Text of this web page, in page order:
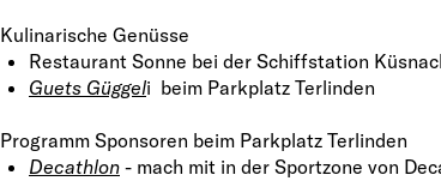
Kulinarische Genüsse
Restaurant Sonne bei der Schiffstation
Guets Güggeli beim Parkplatz Terlinden
Programm Sponsoren beim Parkplatz Terlinden
Decathlon - mach mit in der Sportzone von